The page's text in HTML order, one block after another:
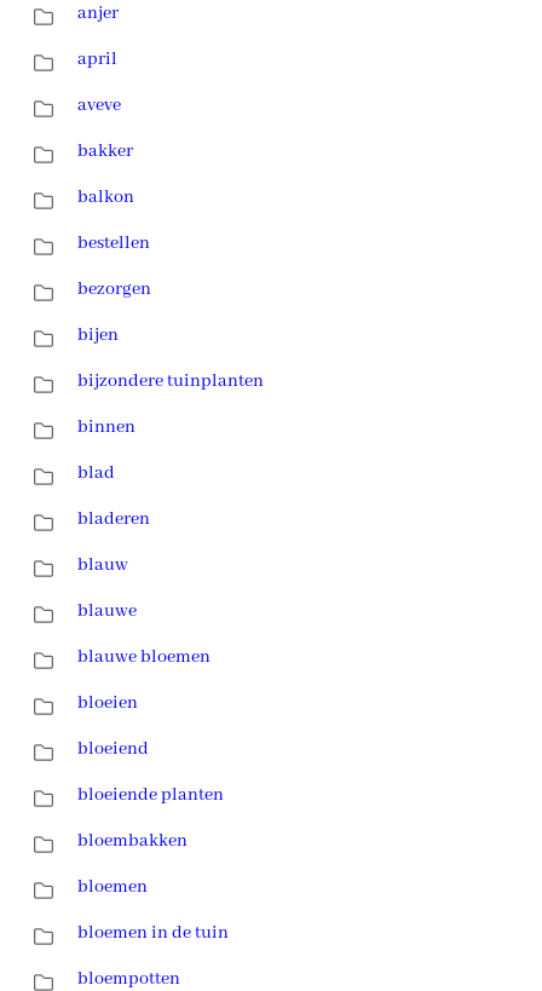
anjer
april
aveve
bakker
balkon
bestellen
bezorgen
bijen
bijzondere tuinplanten
binnen
blad
bladeren
blauw
blauwe
blauwe bloemen
bloeien
bloeiend
bloeiende planten
bloembakken
bloemen
bloemen in de tuin
bloempotten